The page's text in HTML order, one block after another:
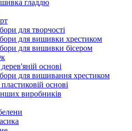
гладдю
для творчості
для вишивки хрестиком
для вишивки бісером
основі
для вишивання хрестиком
основі
виробників